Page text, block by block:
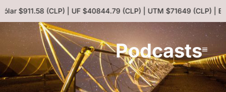
$911.58 (CLP) | UF $40844.79 (CLP) | UTM $71649 (CLP) |
Podcasts